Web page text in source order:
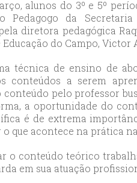
alunos do 3º e 5º
Pedagogo da
diretora pedagógica
do Campo,
técnica de ensino de
conteúdos a serem
pelo professor
a oportunidade do
é de extrema
que acontece na prática
o conteúdo teórico
em sua atuação